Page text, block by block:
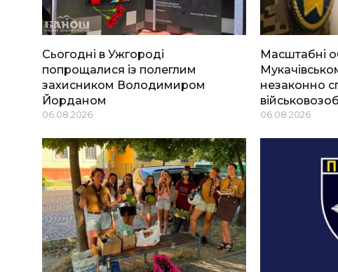
Сьогодні в Ужгороді
попрощалися із полеглим
захисником Володимиром
Йорданом
06.08.2026
Масштабні
незаконно
06.08.2026